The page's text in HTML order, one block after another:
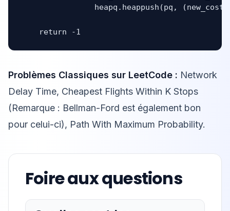
heapq.heappush(pq,
    return -1
Problèmes Classiques sur LeetCode : Network
Delay Time, Cheapest Flights Within K Stops
(Remarque : Bellman-Ford est également bon
pour celui-ci), Path With Maximum Probability.
Foire aux questions